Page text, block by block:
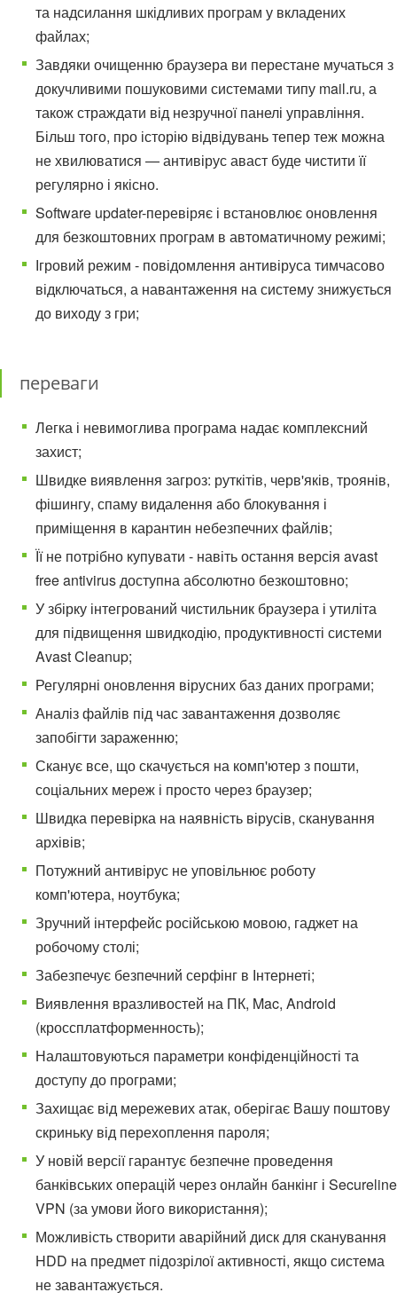
та надсилання шкідливих програм у вкладених
файлах;
Завдяки очищенню браузера ви перестане мучаться з
докучливими пошуковими системами типу mail.ru, а
також страждати від незручної панелі управління.
Більш того, про історію відвідувань тепер теж можна
не хвилюватися — антивірус аваст буде чистити її
регулярно і якісно.
Software updater-перевіряє і встановлює оновлення
для безкоштовних програм в автоматичному режимі;
Ігровий режим - повідомлення антивіруса тимчасово
відключаться, а навантаження на систему знижується
до виходу з гри;
переваги
Легка і невимоглива програма надає комплексний
захист;
Швидке виявлення загроз: руткітів, черв'яків, троянів,
фішингу, спаму видалення або блокування і
приміщення в карантин небезпечних файлів;
Її не потрібно купувати - навіть остання версія avast
free antivirus доступна абсолютно безкоштовно;
У збірку інтегрований чистильник браузера і утиліта
для підвищення швидкодію, продуктивності системи
Avast Cleanup;
Регулярні оновлення вірусних баз даних програми;
Аналіз файлів під час завантаження дозволяє
запобігти зараженню;
Сканує все, що скачується на комп'ютер з пошти,
соціальних мереж і просто через браузер;
Швидка перевірка на наявність вірусів, сканування
архівів;
Потужний антивірус не уповільнює роботу
комп'ютера, ноутбука;
Зручний інтерфейс російською мовою, гаджет на
робочому столі;
Забезпечує безпечний серфінг в Інтернеті;
Виявлення вразливостей на ПК, Mac, Android
(кроссплатформенность);
Налаштовуються параметри конфіденційності та
доступу до програми;
Захищає від мережевих атак, оберігає Вашу поштову
скриньку від перехоплення пароля;
У новій версії гарантує безпечне проведення
банківських операцій через онлайн банкінг і Secureline
VPN (за умови його використання);
Можливість створити аварійний диск для сканування
HDD на предмет підозрілої активності, якщо система
не завантажується.